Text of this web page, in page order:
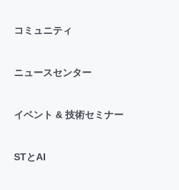
コミュニティ
ニュースセンター
イベント & 技術セミナー
STとAI